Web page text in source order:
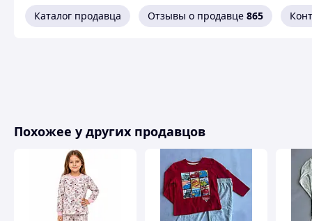
Похожие товары по характеристикам
Каталог продавца Отзывы о продавце 865
Похожее у других продавцов